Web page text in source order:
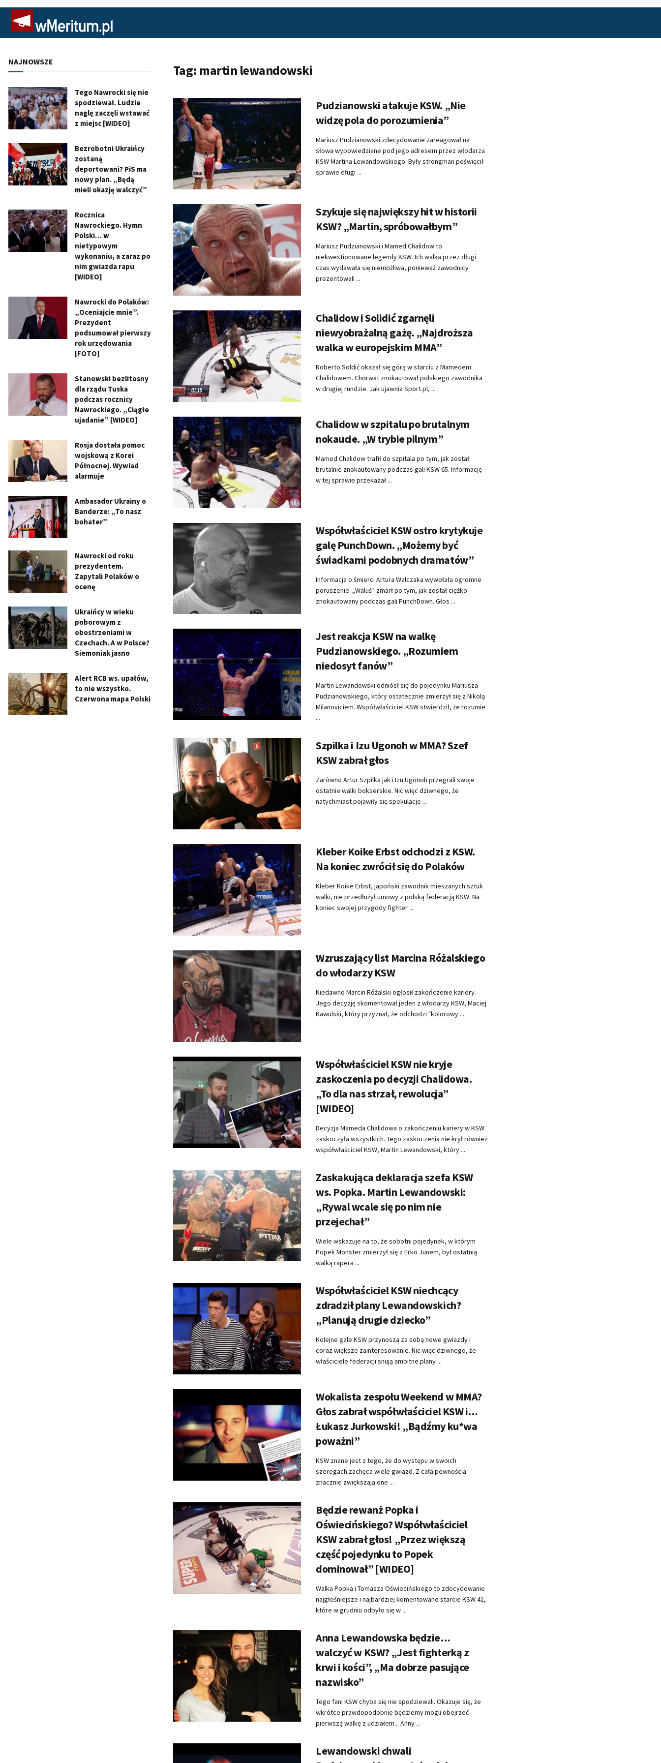
Tag: martin lewandowski
Pudzianowski atakuje KSW. „Nie
widzę pola do porozumienia”
Mariusz Pudzianowski zdecydowanie zareagował na
słowa wypowiedziane pod jego adresem przez włodarza
KSW Martina Lewandowskiego. Były strongman poświęcił
sprawie długi ...
Szykuje się największy hit w historii
KSW? „Martin, spróbowałbym”
Mariusz Pudzianowski i Mamed Chalidow to
niekwestionowane legendy KSW. Ich walka przez długi
czas wydawała się niemożliwa, ponieważ zawodnicy
prezentowali ...
Chalidow i Solidić zgarnęli
niewyobrażalną gażę. „Najdroższa
walka w europejskim MMA”
Roberto Soldić okazał się górą w starciu z Mamedem
Chalidowem. Chorwat znokautował polskiego zawodnika
w drugiej rundzie. Jak ujawnia Sport.pl, ...
Chalidow w szpitalu po brutalnym
nokaucie. „W trybie pilnym”
Mamed Chalidow trafił do szpitala po tym, jak został
brutalnie znokautowany podczas gali KSW 65. Informację
w tej sprawie przekazał ...
Współwłaściciel KSW ostro krytykuje
galę PunchDown. „Możemy być
świadkami podobnych dramatów”
Informacja o śmierci Artura Walczaka wywołała ogromne
poruszenie. „Waluś” zmarł po tym, jak został ciężko
znokautowany podczas gali PunchDown. Głos ...
Jest reakcja KSW na walkę
Pudzianowskiego. „Rozumiem
niedosyt fanów”
Martin Lewandowski odniósł się do pojedynku Mariusza
Pudzianowskiego, który ostatecznie zmierzył się z Nikolą
Milanoviciem. Współwłaściciel KSW stwierdził, że rozumie
...
Szpilka i Izu Ugonoh w MMA? Szef
KSW zabrał głos
Zarówno Artur Szpilka jak i Izu Ugonoh przegrali swoje
ostatnie walki bokserskie. Nic więc dziwnego, że
natychmiast pojawiły się spekulacje ...
Kleber Koike Erbst odchodzi z KSW.
Na koniec zwrócił się do Polaków
Kleber Koike Erbst, japoński zawodnik mieszanych sztuk
walki, nie przedłużył umowy z polską federacją KSW. Na
koniec swojej przygody fighter ...
Wzruszający list Marcina Różalskiego
do włodarzy KSW
Niedawno Marcin Różalski ogłosił zakończenie kariery.
Jego decyzję skomentował jeden z włodarzy KSW, Maciej
Kawulski, który przyznał, że odchodzi "kolorowy ...
Współwłaściciel KSW nie kryje
zaskoczenia po decyzji Chalidowa.
„To dla nas strzał, rewolucja”
[WIDEO]
Decyzja Mameda Chalidowa o zakończeniu kariery w KSW
zaskoczyła wszystkich. Tego zaskoczenia nie krył również
współwłaściciel KSW, Martin Lewandowski, który ...
Zaskakująca deklaracja szefa KSW
ws. Popka. Martin Lewandowski:
„Rywal wcale się po nim nie
przejechał”
Wiele wskazuje na to, że sobotni pojedynek, w którym
Popek Monster zmierzył się z Erko Junem, był ostatnią
walką rapera ...
Współwłaściciel KSW niechcący
zdradził plany Lewandowskich?
„Planują drugie dziecko”
Kolejne gale KSW przynoszą za sobą nowe gwiazdy i
coraz większe zainteresowanie. Nic więc dziwnego, że
właściciele federacji snują ambitne plany ...
Wokalista zespołu Weekend w MMA?
Głos zabrał współwłaściciel KSW i…
Łukasz Jurkowski! „Bądźmy ku*wa
poważni”
KSW znane jest z tego, że do występu w swoich
szeregach zachęca wiele gwiazd. Z całą pewnością
znacznie zwiększają one ...
Będzie rewanż Popka i
Oświecińskiego? Współwłaściciel
KSW zabrał głos! „Przez większą
część pojedynku to Popek
dominował” [WIDEO]
Walka Popka i Tomasza Oświecińskiego to zdecydowanie
najgłośniejsze i najbardziej komentowane starcie KSW 41,
które w grudniu odbyło się w ...
Anna Lewandowska będzie…
walczyć w KSW? „Jest fighterką z
krwi i kości”, „Ma dobrze pasujące
nazwisko”
Tego fani KSW chyba się nie spodziewali. Okazuje się, że
wkrótce prawdopodobnie będziemy mogli obejrzeć
pierwszą walkę z udziałem... Anny ...
Lewandowski chwali
NAJNOWSZE
Tego Nawrocki się nie
spodziewał. Ludzie
naglę zaczęli wstawać
z miejsc [WIDEO]
Bezrobotni Ukraińcy
zostaną
deportowani? PiS ma
nowy plan. „Będą
mieli okazję walczyć”
Rocznica
Nawrockiego. Hymn
Polski… w
nietypowym
wykonaniu, a zaraz po
nim gwiazda rapu
[WIDEO]
Nawrocki do Polaków:
„Oceniajcie mnie”.
Prezydent
podsumował pierwszy
rok urzędowania
[FOTO]
Stanowski bezlitosny
dla rządu Tuska
podczas rocznicy
Nawrockiego. „Ciągłe
ujadanie” [WIDEO]
Rosja dostała pomoc
wojskową z Korei
Północnej. Wywiad
alarmuje
Ambasador Ukrainy o
Banderze: „To nasz
bohater”
Nawrocki od roku
prezydentem.
Zapytali Polaków o
ocenę
Ukraińcy w wieku
poborowym z
obostrzeniami w
Czechach. A w Polsce?
Siemoniak jasno
Alert RCB ws. upałów,
to nie wszystko.
Czerwona mapa Polski